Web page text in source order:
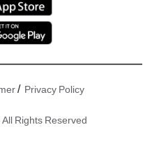
/ Privacy Policy
Rights Reserved